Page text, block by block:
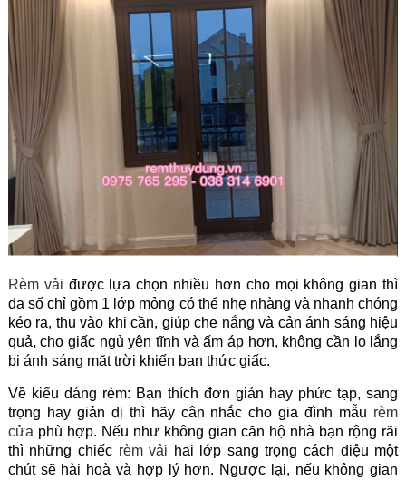
Rèm vải được lựa chọn nhiều hơn cho mọi không gian thì
đa số chỉ gồm 1 lớp mỏng có thể nhẹ nhàng và nhanh chóng
kéo ra, thu vào khi cần, giúp che nắng và cản ánh sáng hiệu
quả, cho giấc ngủ yên tĩnh và ấm áp hơn, không cần lo lắng
bị ánh sáng mặt trời khiến bạn thức giấc.
Về kiểu dáng rèm: Bạn thích đơn giản hay phức tạp, sang
trọng hay giản dị thì hãy cân nhắc cho gia đình mẫu rèm
cửa phù hợp. Nếu như không gian căn hộ nhà bạn rộng rãi
thì những chiếc rèm vải hai lớp sang trọng cách điệu một
chút sẽ hài hoà và hợp lý hơn. Ngược lại, nếu không gian